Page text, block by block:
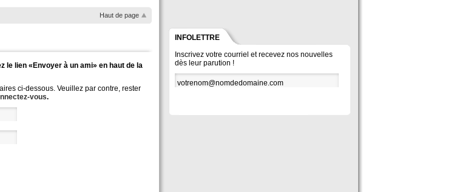
Haut de page
le lien «Envoyer à un ami» en haut de la
ci-dessous. Veuillez par contre, rester
vous.
INFOLETTRE
Inscrivez votre courriel et recevez nos nouvelles
dès leur parution !